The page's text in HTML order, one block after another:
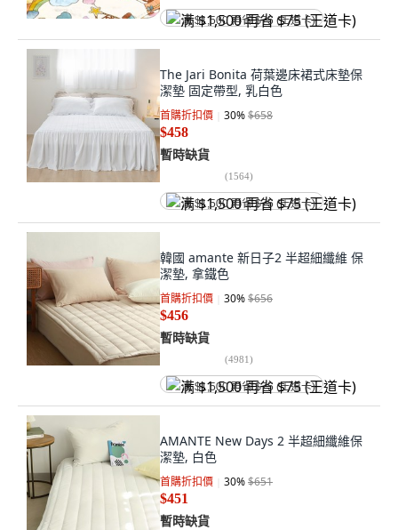
满 $1,500 再省 $75 (王道卡)
The Jari Bonita 荷葉邊床裙式床墊保
潔墊 固定帶型, 乳白色
首購折扣價 30%$658
$458
暫時缺貨
(1564)
满 $1,500 再省 $75 (王道卡)
韓國 amante 新日子2 半超細纖維 保
潔墊, 拿鐵色
首購折扣價 30%$656
$456
暫時缺貨
(4981)
满 $1,500 再省 $75 (王道卡)
AMANTE New Days 2 半超細纖維保
潔墊, 白色
首購折扣價 30%$651
$451
暫時缺貨